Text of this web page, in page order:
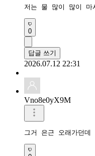
저는 물 많이 많이 마
0
답글 쓰기
2026.07.12 22:31
Vno8e0yX9M
그거 은근 오래가던